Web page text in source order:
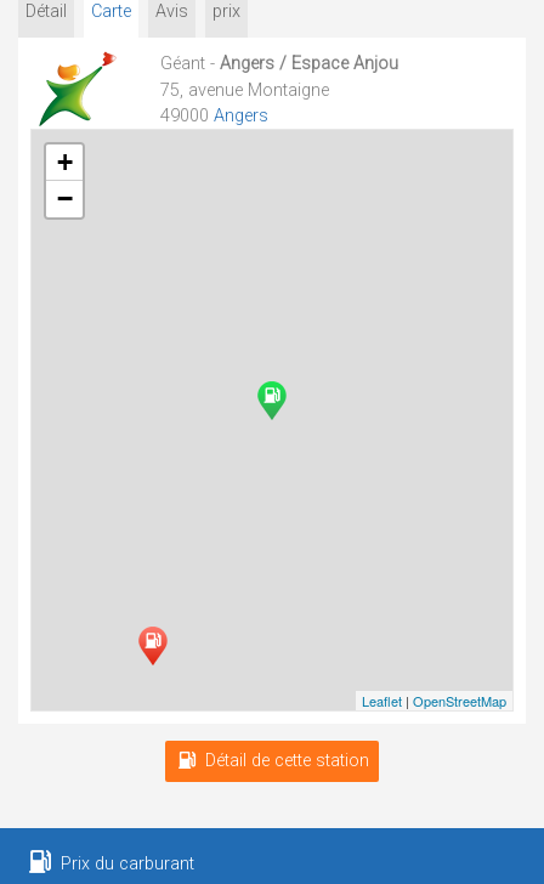
Détail Carte Avis prix
Géant - Angers / Espace Anjou
75, avenue Montaigne
49000 Angers
+
−
Leaflet | OpenStreetMap
Détail de cette station
Prix du carburant